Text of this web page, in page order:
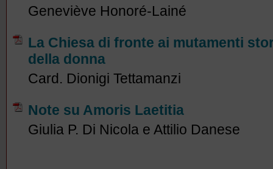
Geneviève Honoré-Lainé
La Chiesa di fronte ai mutamenti
della donna
Card. Dionigi Tettamanzi
Note su Amoris Laetitia
Giulia P. Di Nicola e Attilio Danese